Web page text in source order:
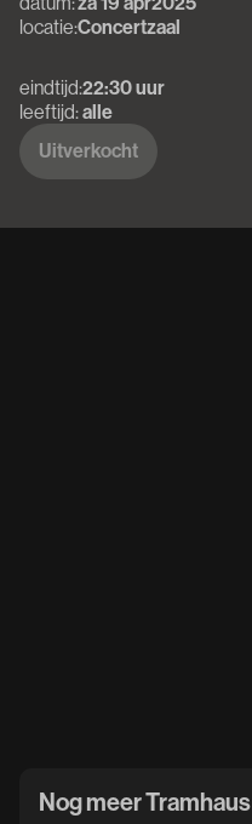
locatie:Concertzaal
eindtijd:
leeftijd:
22:30 uur
alle
Uitverkocht
Nog meer Tramhaus